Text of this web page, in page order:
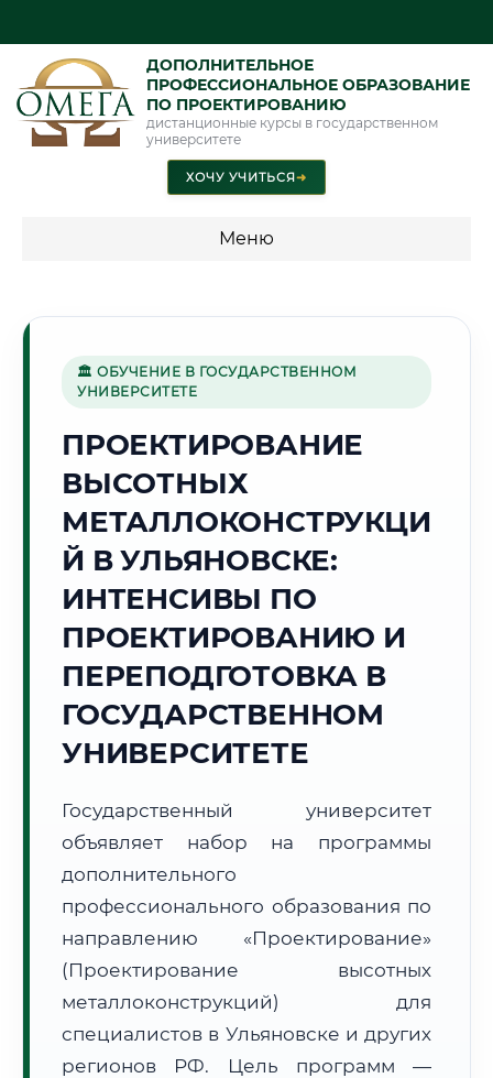
ДОПОЛНИТЕЛЬНОЕ
ПРОФЕССИОНАЛЬНОЕ ОБРАЗОВАНИЕ
ПО ПРОЕКТИРОВАНИЮ
дистанционные курсы в государственном
университете
ХОЧУ УЧИТЬСЯ➜
Меню
✈️
Г. УЛЬЯНОВСК
12:02:44
2026 г.
Погода в г. Ульяновск:🌡️ +22°C Погода
🌅 Восход: 05:12 🌇 Закат:
20:31
📍 Региональная справка
432000–432999
Часовой пояс:
Формат учебы:
Дистанционно
🗺️ Зона обслуживания: г. Ульяновск
🏛 ОБУЧЕНИЕ В ГОСУДАРСТВЕННОМ
УНИВЕРСИТЕТЕ
ПРОЕКТИРОВАНИЕ
ВЫСОТНЫХ
МЕТАЛЛОКОНСТРУКЦИ
Й В УЛЬЯНОВСКЕ:
ИНТЕНСИВЫ ПО
ПРОЕКТИРОВАНИЮ И
ПЕРЕПОДГОТОВКА В
ГОСУДАРСТВЕННОМ
УНИВЕРСИТЕТЕ
Государственный университет
объявляет набор на программы
дополнительного
профессионального образования по
направлению «Проектирование»
(Проектирование высотных
металлоконструкций) для
специалистов в Ульяновске и других
регионов РФ. Цель программ —